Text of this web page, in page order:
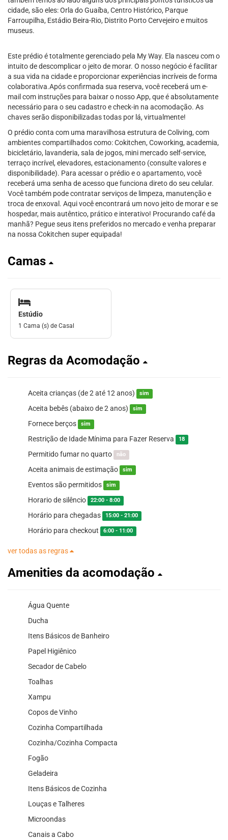
cidade, são eles: Orla do Guaíba, Centro Histórico, Parque
Farroupilha, Estádio Beira-Rio, Distrito Porto Cervejeiro e muitos
museus.
Este prédio é totalmente gerenciado pela My Way. Ela nasceu com o
intuito de descomplicar o jeito de morar. O nosso negócio é facilitar
a sua vida na cidade e proporcionar experiências incríveis de forma
colaborativa.Após confirmada sua reserva, você receberá um e-
mail com instruções para baixar o nosso App, que é absolutamente
necessário para o seu cadastro e check-in na acomodação. As
chaves serão disponibilizadas todas por lá, virtualmente!
O prédio conta com uma maravilhosa estrutura de Coliving, com
ambientes compartilhados como: Cokitchen, Coworking, academia,
bicicletário, lavanderia, sala de jogos, mini mercado self-service,
terraço incrível, elevadores, estacionamento (consulte valores e
disponibilidade). Para acessar o prédio e o apartamento, você
receberá uma senha de acesso que funciona direto do seu celular.
Você também pode contratar serviços de limpeza, manutenção e
troca de enxoval. Aqui você encontrará um novo jeito de morar e se
hospedar, mais autêntico, prático e interativo! Procurando café da
manhã? Pegue seus itens preferidos no mercado e venha preparar
na nossa Cokitchen super equipada!
Camas
Estúdio
1 Cama (s) de Casal
Regras da Acomodação
Aceita crianças (de 2 até 12 anos) sim
Aceita bebês (abaixo de 2 anos) sim
Fornece berços sim
Restrição de Idade Mínima para Fazer Reserva 18
Permitido fumar no quarto não
Aceita animais de estimação sim
Eventos são permitidos sim
Horario de silêncio 22:00 - 8:00
Horário para chegadas 15:00 - 21:00
Horário para checkout 6:00 - 11:00
ver todas as regras
Amenities da acomodação
Água Quente
Ducha
Itens Básicos de Banheiro
Papel Higiênico
Secador de Cabelo
Toalhas
Xampu
Copos de Vinho
Cozinha Compartilhada
Cozinha/Cozinha Compacta
Fogão
Geladeira
Itens Básicos de Cozinha
Louças e Talheres
Microondas
Canais a Cabo